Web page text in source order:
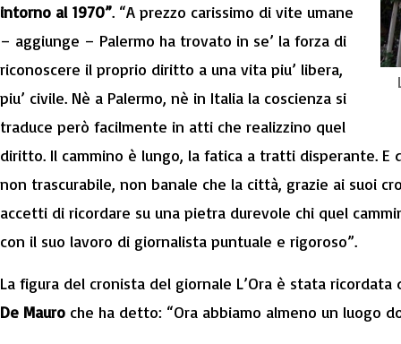
intorno al 1970”. “A prezzo carissimo di vite umane
– aggiunge – Palermo ha trovato in se’ la forza di
riconoscere il proprio diritto a una vita piu’ libera,
piu’ civile. Nè a Palermo, nè in Italia la coscienza si
traduce però facilmente in atti che realizzino quel
diritto. Il cammino è lungo, la fatica a tratti disperante. E
non trascurabile, non banale che la città, grazie ai suoi
accetti di ricordare su una pietra durevole chi quel
con il suo lavoro di giornalista puntuale e rigoroso”.
La figura del cronista del giornale L’Ora è stata ricordata
De Mauro che ha detto: “Ora abbiamo almeno un luogo